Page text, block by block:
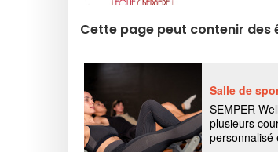
Cette page peut contenir des